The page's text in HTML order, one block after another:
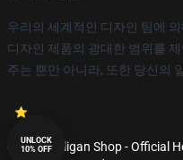
우리의 세계적인 디자인 팀에
디자인 제품의 광대한 범위를
주는 뿐만 아니라, 또한 당신의
© Hot Mulligan Shop - Official
UNLOCK
10% OFF